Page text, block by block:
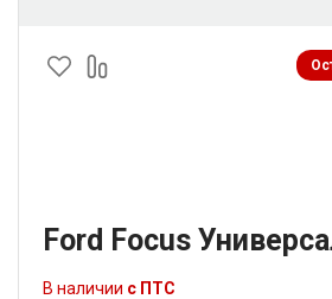
Ford Focus
В наличии с ПТС